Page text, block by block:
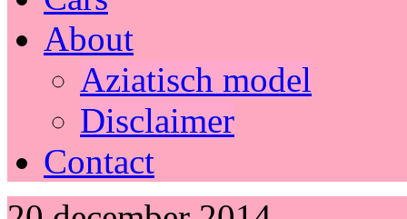
About
Aziatisch model
Disclaimer
Contact